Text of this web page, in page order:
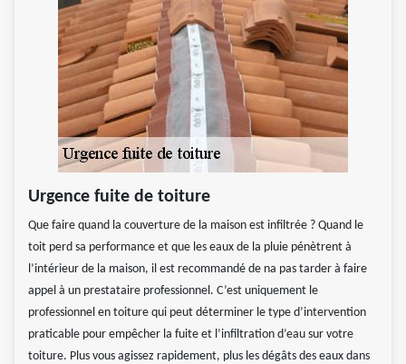
Urgence fuite de toiture
Que faire quand la couverture de la maison est infiltrée ? Quand le
toit perd sa performance et que les eaux de la pluie pénètrent à
l’intérieur de la maison, il est recommandé de na pas tarder à faire
appel à un prestataire professionnel. C’est uniquement le
professionnel en toiture qui peut déterminer le type d’intervention
praticable pour empêcher la fuite et l’infiltration d’eau sur votre
toiture. Plus vous agissez rapidement, plus les dégâts des eaux dans